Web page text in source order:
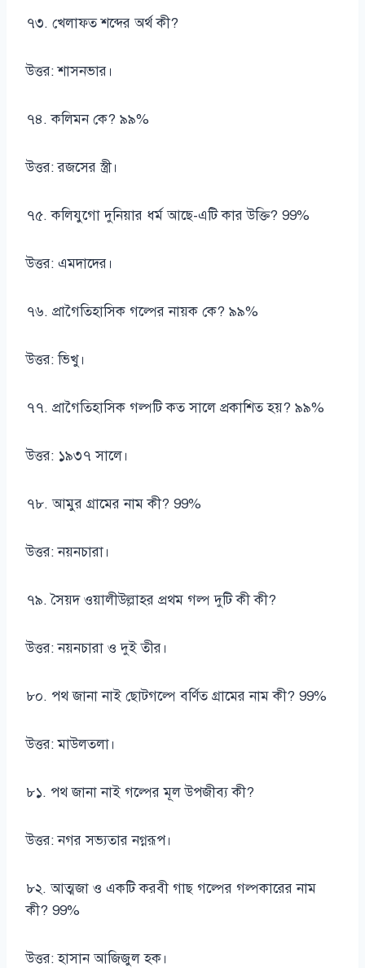
৭৩. খেলাফত শব্দের অর্থ কী?
উত্তর: শাসনভার।
৭৪. কলিমন কে? ৯৯%
উত্তর: রজসের স্ত্রী।
৭৫. কলিযুগো দুনিয়ার ধর্ম আছে-এটি কার উক্তি? 99%
উত্তর: এমদাদের।
৭৬. প্রাগৈতিহাসিক গল্পের নায়ক কে? ৯৯%
উত্তর: ভিখু।
৭৭. প্রাগৈতিহাসিক গল্পটি কত সালে প্রকাশিত হয়? ৯৯%
উত্তর: ১৯৩৭ সালে।
৭৮. আমুর গ্রামের নাম কী? 99%
উত্তর: নয়নচারা।
৭৯. সৈয়দ ওয়ালীউল্লাহর প্রথম গল্প দুটি কী কী?
উত্তর: নয়নচারা ও দুই তীর।
৮০. পথ জানা নাই ছোটগল্পে বর্ণিত গ্রামের নাম কী? 99%
উত্তর: মাউলতলা।
৮১. পথ জানা নাই গল্পের মূল উপজীব্য কী?
উত্তর: নগর সভ্যতার নগ্নরূপ।
৮২. আত্মজা ও একটি করবী গাছ গল্পের গল্পকারের নাম
কী? 99%
উত্তর: হাসান আজিজুল হক।